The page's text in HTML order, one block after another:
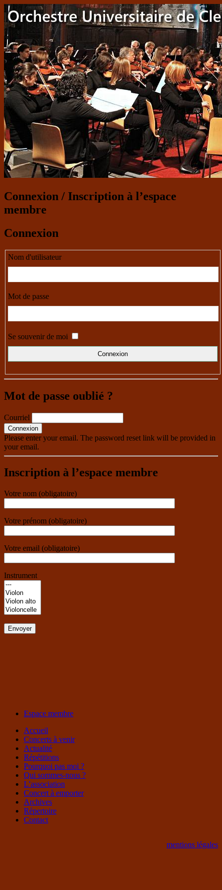
Connexion / Inscription à l’espace
membre
Connexion
Nom d'utilisateur
Mot de passe
Se souvenir de moi
Mot de passe oublié ?
Courriel
Please enter your email. The password reset link will be provided in
your email.
Inscription à l’espace membre
Votre nom (obligatoire)
Votre prénom (obligatoire)
Votre email (obligatoire)
Instrument
Espace membre
Accueil
Concerts à venir
Actualité
Répétitions
Pourquoi pas moi ?
Qui sommes-nous ?
L’association
Concert à emporter
Archives
Répertoire
Contact
mentions légales